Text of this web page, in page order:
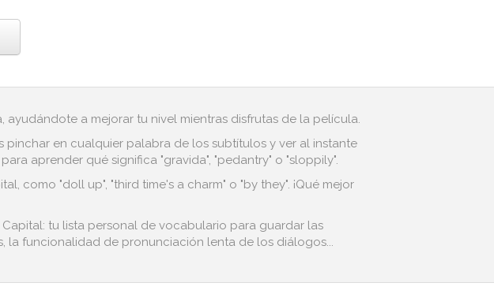
a mejorar tu nivel mientras disfrutas de la película.
en cualquier palabra de los subtítulos y ver al instante
aprender qué significa "gravida", "pedantry" o "sloppily".
como "doll up", "third time's a charm" o "by they". ¡Qué mejor
tu lista personal de vocabulario para guardar las
la funcionalidad de pronunciación lenta de los diálogos...